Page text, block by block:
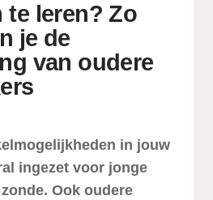
te leren? Zo
je de
van oudere
in jouw
ingezet voor jonge
Ook oudere